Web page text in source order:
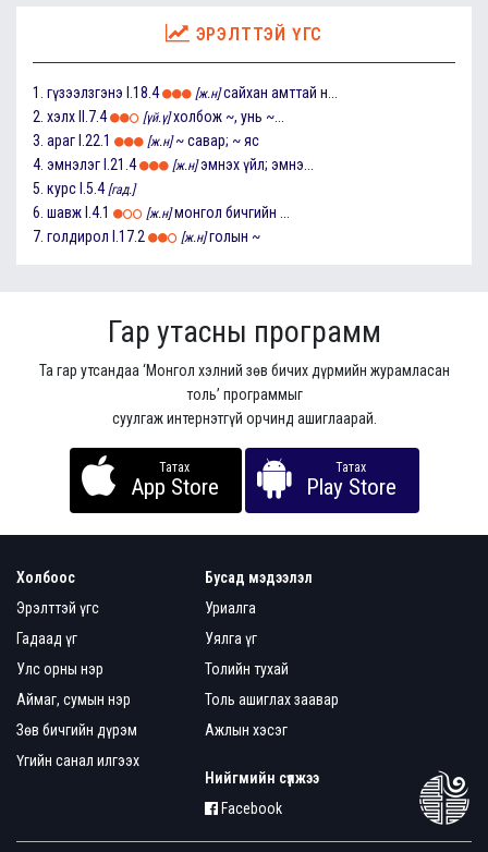
ЭРЭЛТТЭЙ ҮГС
1. гүзээлзгэнэ I.18.4 [ж.н] сайхан амттай н...
2. хэлх II.7.4 [үй.ү] холбож ~, унь ~...
3. араг I.22.1 [ж.н] ~ савар; ~ яс
4. эмнэлэг I.21.4 [ж.н] эмнэх үйл; эмнэ...
5. курс I.5.4 [гад.]
6. шавж I.4.1 [ж.н] монгол бичгийн ...
7. голдирол I.17.2 [ж.н] голын ~
Гар утасны программ
Та гар утсандаа ‘Монгол хэлний зөв бичих дүрмийн журамласан
толь’ программыг
суулгаж интернэтгүй орчинд ашиглаарай.
Татах
App Store
Татах
Play Store
Холбоос
Эрэлттэй үгс
Гадаад үг
Улс орны нэр
Аймаг, сумын нэр
Зөв бичгийн дүрэм
Үгийн санал илгээх
Бусад мэдээлэл
Уриалга
Уялга үг
Толийн тухай
Толь ашиглах заавар
Ажлын хэсэг
Нийгмийн сүлжээ
Facebook